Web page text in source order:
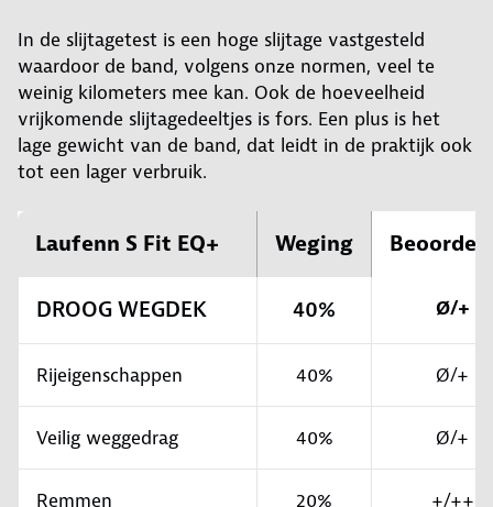
In de slijtagetest is een hoge slijtage vastgesteld
waardoor de band, volgens onze normen, veel te
weinig kilometers mee kan. Ook de hoeveelheid
vrijkomende slijtagedeeltjes is fors. Een plus is het
lage gewicht van de band, dat leidt in de praktijk ook
tot een lager verbruik.
Laufenn S Fit EQ+ Weging
DROOG WEGDEK 40% Ø/+
Rijeigenschappen 40% Ø/+
Veilig weggedrag 40% Ø/+
Remmen 20% +/++